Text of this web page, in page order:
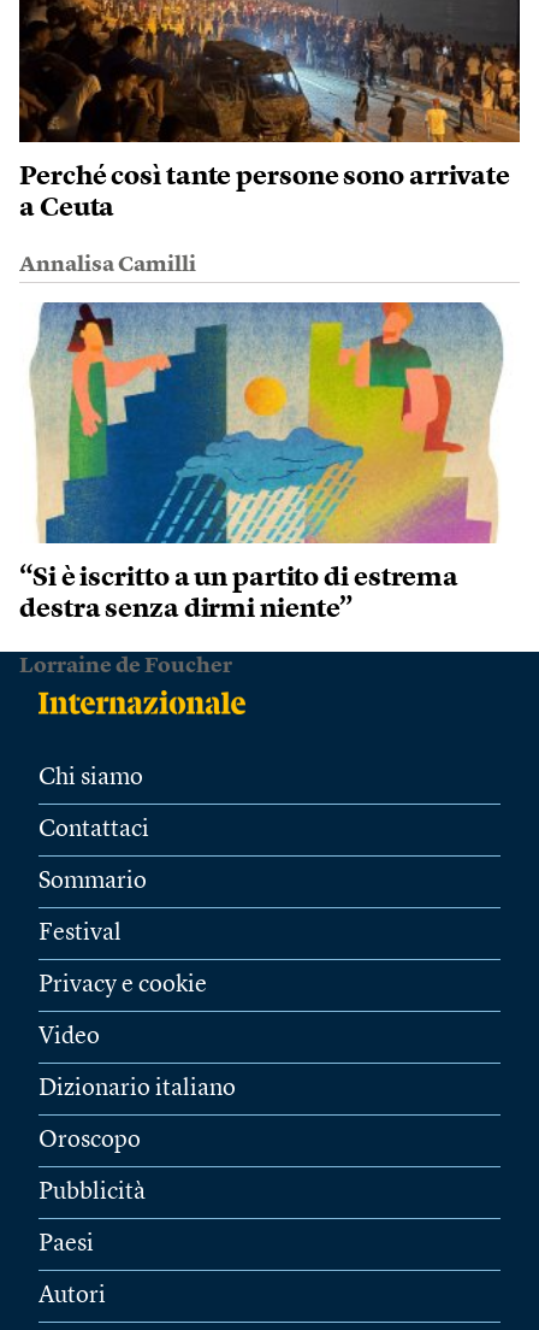
Perché così tante persone sono arrivate
a Ceuta
Annalisa Camilli
“Si è iscritto a un partito di estrema
destra senza dirmi niente”
Lorraine de Foucher
Chi siamo
Contattaci
Sommario
Festival
Privacy e cookie
Video
Dizionario italiano
Oroscopo
Pubblicità
Paesi
Autori